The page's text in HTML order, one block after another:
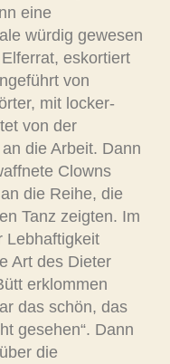
eine
würdig gewesen
eskortiert
von
mit locker-
von der
die Arbeit. Dann
Clowns
die Reihe, die
Tanz zeigten. Im
Lebhaftigkeit
Art des Dieter
erklommen
das schön, das
gesehen“. Dann
die